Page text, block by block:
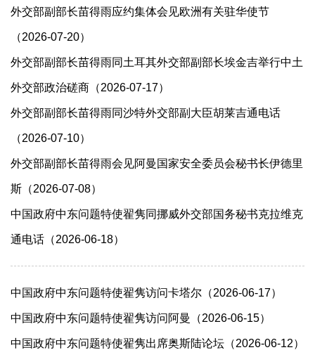
外交部副部长苗得雨应约集体会见欧洲有关驻华使节
（2026-07-20）
外交部副部长苗得雨同土耳其外交部副部长埃金吉举行中土
外交部政治磋商（2026-07-17）
外交部副部长苗得雨同沙特外交部副大臣胡莱吉通电话
（2026-07-10）
外交部副部长苗得雨会见阿曼国家安全委员会秘书长伊德里
斯（2026-07-08）
中国政府中东问题特使翟隽同挪威外交部国务秘书克拉维克
通电话（2026-06-18）
中国政府中东问题特使翟隽访问卡塔尔（2026-06-17）
中国政府中东问题特使翟隽访问阿曼（2026-06-15）
中国政府中东问题特使翟隽出席奥斯陆论坛（2026-06-12）